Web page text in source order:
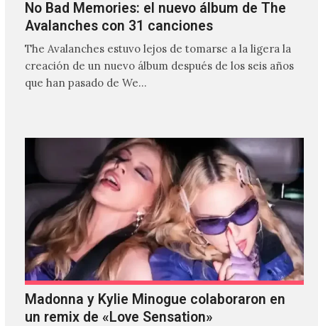
No Bad Memories: el nuevo álbum de The
Avalanches con 31 canciones
The Avalanches estuvo lejos de tomarse a la ligera la
creación de un nuevo álbum después de los seis años
que han pasado de We…
Madonna y Kylie Minogue colaboraron en
un remix de «Love Sensation»